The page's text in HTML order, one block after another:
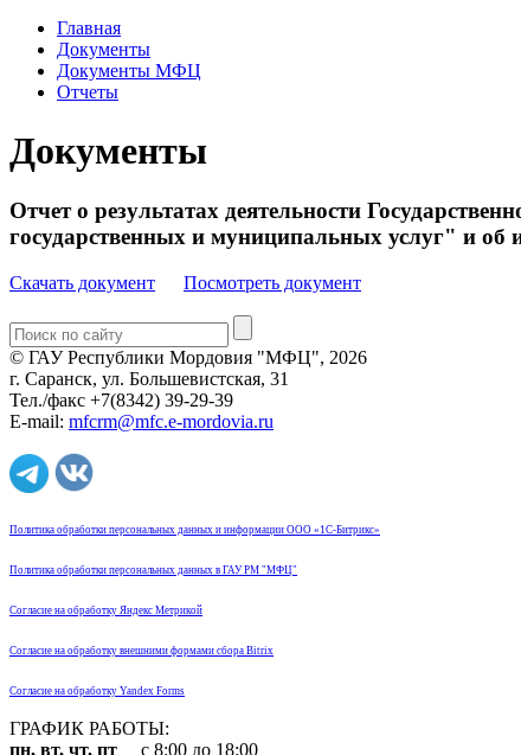
Главная
Документы
Документы МФЦ
Отчеты
Документы
Отчет о результатах деятельности
государственных и муниципальных услуг" и об
Скачать документ Посмотреть документ
© ГАУ Республики Мордовия "МФЦ", 2026
г. Саранск, ул. Большевистская, 31
Тел./факс +7(8342) 39-29-39
E-mail: mfcrm@mfc.e-mordovia.ru
Политика обработки персональных данных и информации ООО «1С-Битрикс»
Политика обработки персональных данных в ГАУ РМ "МФЦ"
Согласие на обработку Яндекс Метрикой
Согласие на обработку внешними формами сбора Bitrix
Согласие на обработку Yandex Forms
ГРАФИК РАБОТЫ:
пн, вт, чт, пт с 8:00 до 18:00